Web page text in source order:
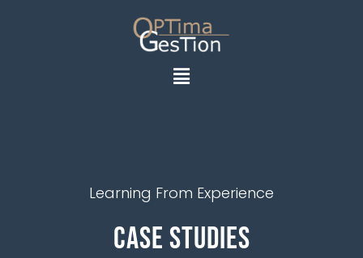
Learning From Experience
Case Studies